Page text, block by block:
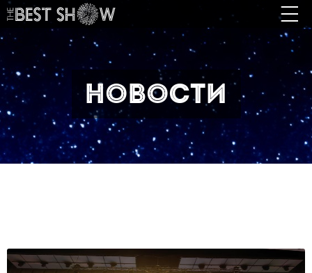
Новости